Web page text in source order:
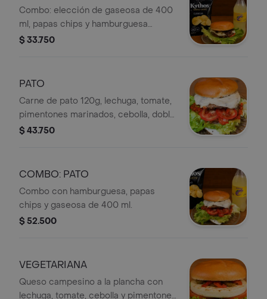
Combo: elección de gaseosa de 400
ml, papas chips y hamburguesa
clásica con lechuga, tomate y queso.
$ 33.750
PATO
Carne de pato 120g, lechuga, tomate,
pimentones marinados, cebolla, doble
queso suizo.
$ 43.750
COMBO: PATO
Combo con hamburguesa, papas
chips y gaseosa de 400 ml.
$ 52.500
VEGETARIANA
Queso campesino a la plancha con
lechuga, tomate, cebolla y pimentones